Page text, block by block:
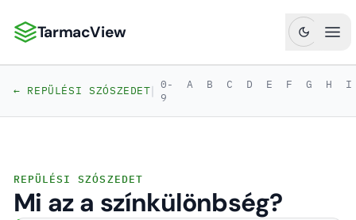
TarmacView: Precíziós repülési analitika
TarmacView
← REPÜLÉSI SZÓSZEDET| 0-
9
A B C D E F G H I
REPÜLÉSI SZÓSZEDET
Mi az a színkülönbség?